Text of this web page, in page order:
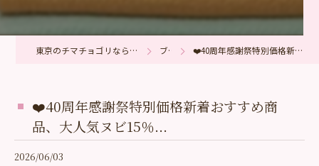
東京のチマチョゴリならブライダル＆オリジナル サラン ブログ ❤️40周年感謝祭特別価格新着おすすめ商品、大人気ヌビ15％...
❤️40周年感謝祭特別価格新着おすすめ商
品、大人気ヌビ15％...
2026/06/03